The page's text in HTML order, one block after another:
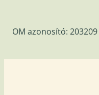
tartalomhoz
OM azonosító: 203209